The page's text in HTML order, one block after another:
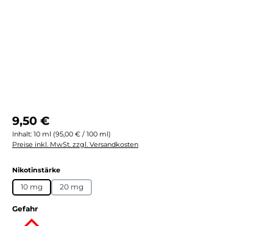
Regulärer Preis:
9,50 €
Inhalt: 10 ml (95,00 € / 100 ml)
Preise inkl. MwSt. zzgl. Versandkosten
Nikotinstärkeauswählen
10 mg 20 mg
Gefahr